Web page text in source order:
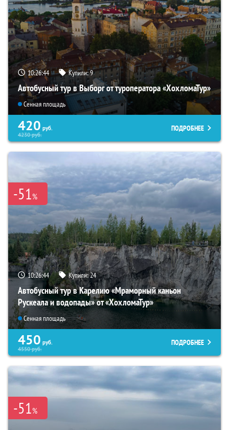
10:26:43 Купили:9
Автобусный тур в Выборг от туроператора «ХохломаТур»
Сенная площадь
420 руб.
4230руб.
ПОДРОБНЕЕ
-51%
10:26:43 Купили:24
Автобусный тур в Карелию «Мраморный каньон
Рускеала и водопады» от «ХохломаТур»
Сенная площадь
450 руб.
4550руб.
ПОДРОБНЕЕ
-51%